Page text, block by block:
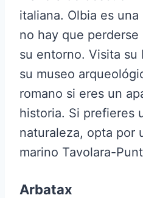
italiana. Olbia es
no hay que
su entorno. Visita su
su museo
romano si eres un
historia. Si prefieres
naturaleza, opta por
marino Tavolara-
Arbatax